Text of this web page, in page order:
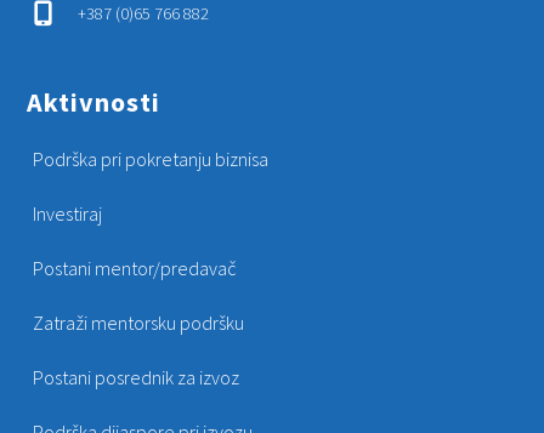
+387 (0)65 766 882
Aktivnosti
Podrška pri pokretanju biznisa
Investiraj
Postani mentor/predavač
Zatraži mentorsku podršku
Postani posrednik za izvoz